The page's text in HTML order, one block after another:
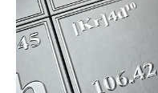
Experten
Mein B:O